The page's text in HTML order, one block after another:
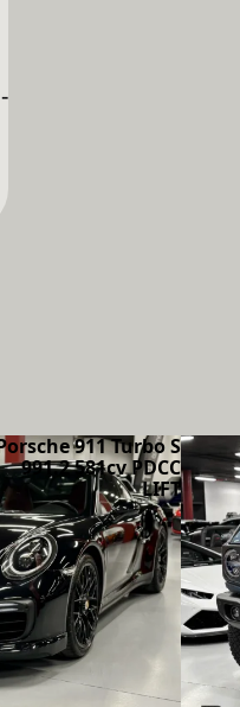
911 Turbo S
991.2 581cv PDCC
LIFT